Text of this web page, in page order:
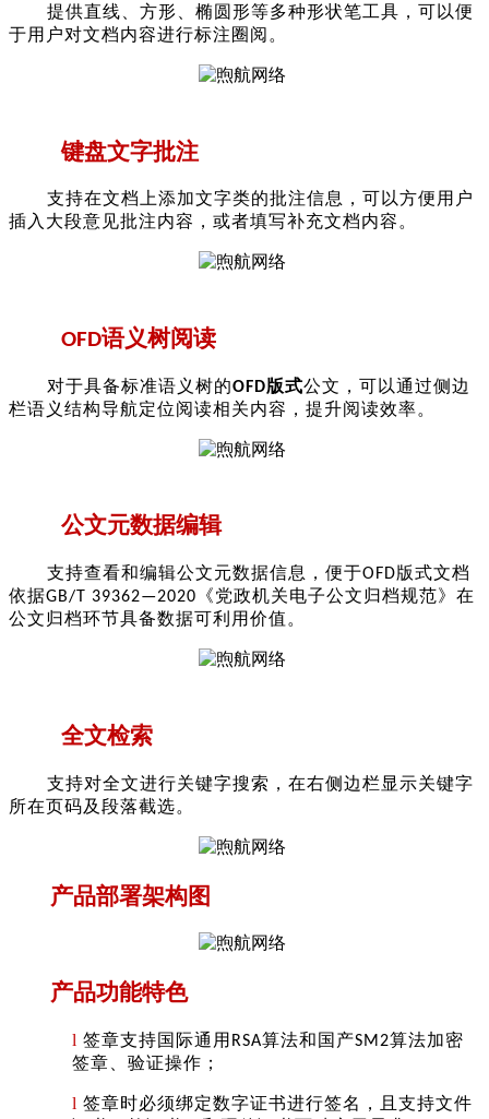
提供直线、方形、椭圆形等多种形状笔工具，可以便
于用户对文档内容进行标注圈阅。
键盘文字批注
支持在文档上添加文字类的批注信息，可以方便用户
插入大段意见批注内容，或者填写补充文档内容。
OFD语义树阅读
对于具备标准语义树的O FD版式公文，可以通过侧边
栏语义结构导航定位阅读相关内容，提升阅读效率。
公文元数据编辑
支持查看和编辑公文元数据信息，便于O FD版式文档
依据GB/T 39362—2020 《党政机关电子公文归档规范》 在
公文归档环节具备数据可利用价值。
全文检索
支持对全文进行关键字搜索，在右侧边栏显示关键字
所在页码及段落截选。
产品部署架构图
产品功能特色
l 签章支持国际通用 RSA算法和国产SM2算法加密
签章、验证操作 ；
l 签章时必须绑定数字证书进行签名，且支持文件